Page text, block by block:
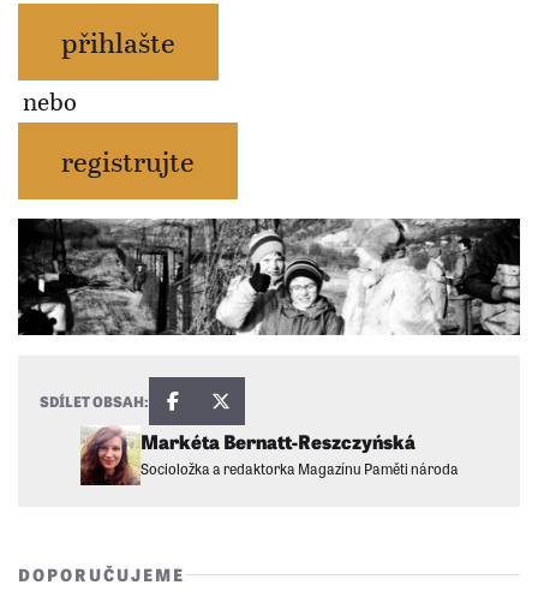
přihlašte
nebo
registrujte
Markéta Bernatt-Reszczyńská
Socioložka a redaktorka Magazínu Paměti národa
SDÍLET OBSAH:
DOPORUČUJEME